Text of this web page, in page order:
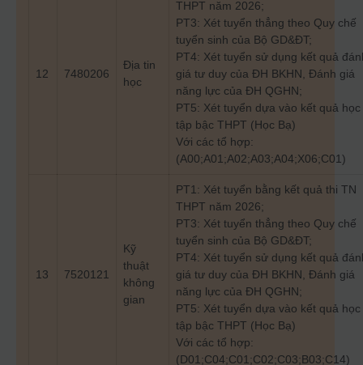
12 7480206
Địa tin
học
THPT năm 2026;
PT3: Xét tuyển thẳng theo Quy chế
tuyển sinh của Bộ GD&ĐT;
PT4: Xét tuyển sử dụng kết quả
giá tư duy của ĐH BKHN, Đánh giá
năng lực của ĐH QGHN;
PT5: Xét tuyển dựa vào kết quả học
tập bậc THPT (Học Bạ)
Với các tổ hợp:
(A00;A01;A02;A03;A04;X06;C01)
13 7520121
Kỹ
thuật
không
gian
PT1: Xét tuyển bằng kết quả thi TN
THPT năm 2026;
PT3: Xét tuyển thẳng theo Quy chế
tuyển sinh của Bộ GD&ĐT;
PT4: Xét tuyển sử dụng kết quả
giá tư duy của ĐH BKHN, Đánh giá
năng lực của ĐH QGHN;
PT5: Xét tuyển dựa vào kết quả học
tập bậc THPT (Học Bạ)
Với các tổ hợp:
(D01;C04;C01;C02;C03;B03;C14)